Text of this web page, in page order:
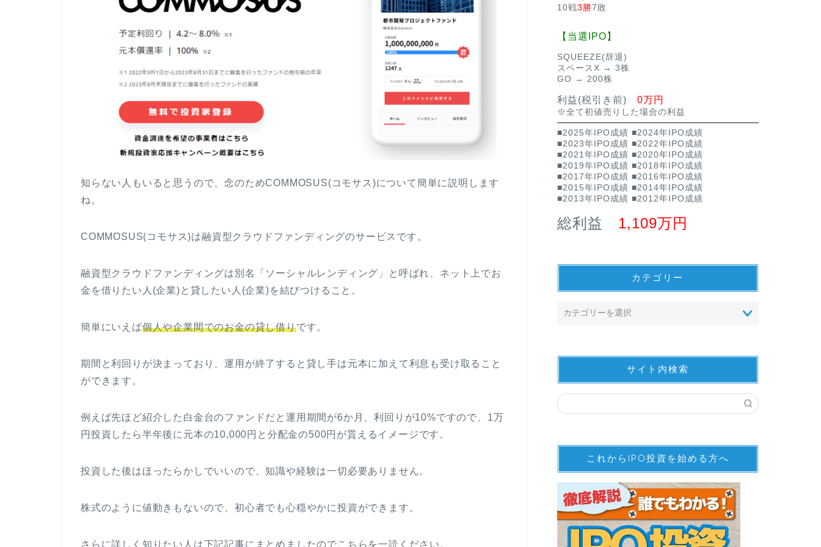
知らない人もいると思うので、念のためCOMMOSUS(コモサス)について簡単に説明します
ね。
COMMOSUS(コモサス)は融資型クラウドファンディングのサービスです。
融資型クラウドファンディングは別名「ソーシャルレンディング」と呼ばれ、ネット上でお
金を借りたい人(企業)と貸したい人(企業)を結びつけること。
簡単にいえば個人や企業間でのお金の貸し借りです。
期間と利回りが決まっており、運用が終了すると貸し手は元本に加えて利息も受け取ること
ができます。
例えば先ほど紹介した白金台のファンドだと運用期間が6か月、利回りが10%ですので、1万
円投資したら半年後に元本の10,000円と分配金の500円が貰えるイメージです。
投資した後はほったらかしでいいので、知識や経験は一切必要ありません。
株式のように値動きもないので、初心者でも心穏やかに投資ができます。
さらに詳しく知りたい人は下記記事にまとめましたのでこちらを一読ください。
10戦3勝7敗
【当選IPO】
SQUEEZE(辞退)
スペースX → 3株
GO → 200株
利益(税引き前) 0万円
※全て初値売りした場合の利益
■2025年IPO成績 ■2024年IPO成績
■2023年IPO成績 ■2022年IPO成績
■2021年IPO成績 ■2020年IPO成績
■2019年IPO成績 ■2018年IPO成績
■2017年IPO成績 ■2016年IPO成績
■2015年IPO成績 ■2014年IPO成績
■2013年IPO成績 ■2012年IPO成績
総利益 1,109万円
カテゴリー
サイト内検索
これからIPO投資を始める方へ